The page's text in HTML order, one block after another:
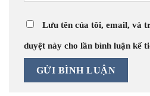
Lưu tên của tôi, email, và
duyệt này cho lần bình luận kế